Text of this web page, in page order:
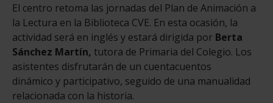
El centro retoma las jornadas del Plan de Animación a
la Lectura en la Biblioteca CVE. En esta ocasión, la
actividad será en inglés y estará dirigida por Berta
Sánchez Martín, tutora de Primaria del Colegio. Los
asistentes disfrutarán de un cuentacuentos
dinámico y participativo, seguido de una manualidad
relacionada con la historia.